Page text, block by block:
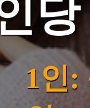
1인: